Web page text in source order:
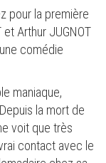
pour la première
Arthur JUGNOT
comédie
maniaque,
la mort de
voit que très
contact avec le